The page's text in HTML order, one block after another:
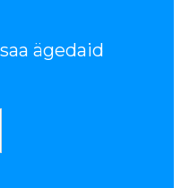
ägedaid